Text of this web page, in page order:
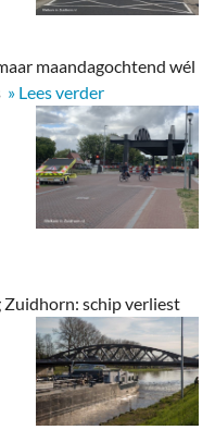
maandagochtend wél
» Lees verder
schip verliest